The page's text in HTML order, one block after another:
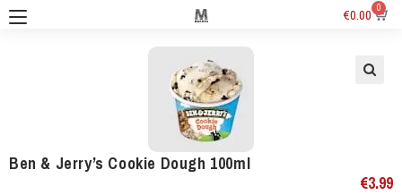
€0.00 0
Ben & Jerry’s Cookie Dough 100ml
€3.99